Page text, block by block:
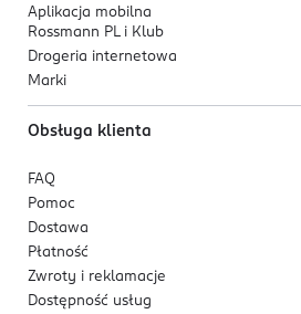
Aplikacja mobilna
Rossmann PL i Klub
Drogeria internetowa
Marki
Obsługa klienta
FAQ
Pomoc
Dostawa
Płatność
Zwroty i reklamacje
Dostępność usług